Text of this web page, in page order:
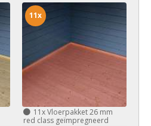
11xVloerpakket 26 mm
red class geïmpregneerd
11x